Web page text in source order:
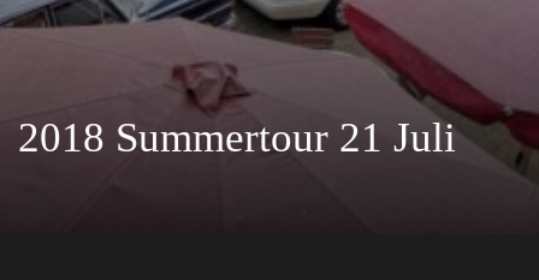
2018 Summertour 21 Juli